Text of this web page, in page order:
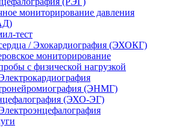
мониторирование давления
тест
/ Эхокардиография (ЭХОКГ)
мониторирование
с физической нагрузкой
(ЭНМГ)
(ЭХО-ЭГ)